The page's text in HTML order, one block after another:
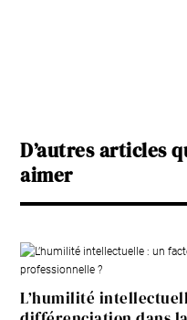
D’autres articles
aimer
L’humilité